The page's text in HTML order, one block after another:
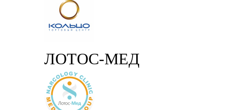
ЛОТОС-МЕД